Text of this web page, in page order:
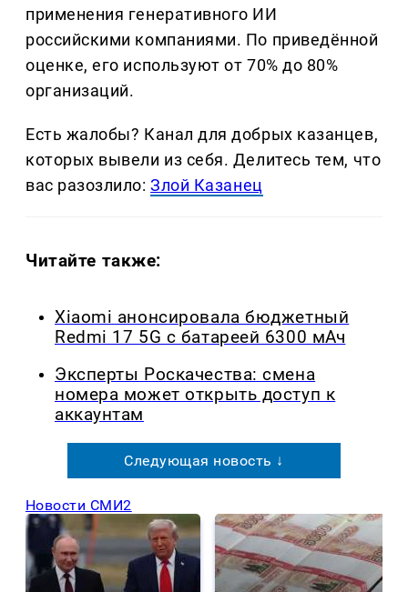
применения генеративного ИИ
российскими компаниями. По приведённой
оценке, его используют от 70% до 80%
организаций.
Есть жалобы? Канал для добрых казанцев,
которых вывели из себя. Делитеcь тем, что
вас разозлило:Злой Казанец
Читайте также:
Xiaomi анонсировала бюджетный
Redmi 17 5G с батареей 6300 мАч
Эксперты Роскачества: смена
номера может открыть доступ к
аккаунтам
Следующая новость ↓
Новости СМИ2